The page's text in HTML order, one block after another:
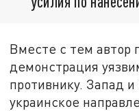
Вместе с тем автор
демонстрация
противнику. Запад
украинское